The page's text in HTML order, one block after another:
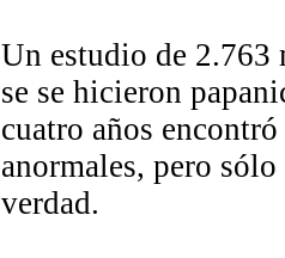
Un estudio de 2.763
se se hicieron
cuatro años
anormales, pero
verdad.